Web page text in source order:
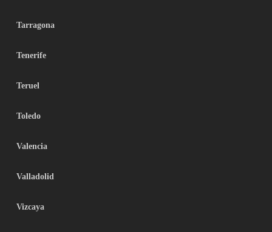
Tarragona
Tenerife
Teruel
Toledo
Valencia
Valladolid
Vizcaya